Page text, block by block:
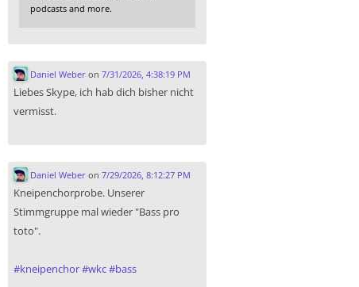
podcasts and more.
Daniel Weberon 7/31/2026, 4:38:19 PM
Liebes Skype, ich hab dich bisher nicht
vermisst.
Daniel Weberon 7/29/2026, 8:12:27 PM
Kneipenchorprobe. Unserer
Stimmgruppe mal wieder "Bass pro
toto".
#kneipenchor#wkc#bass